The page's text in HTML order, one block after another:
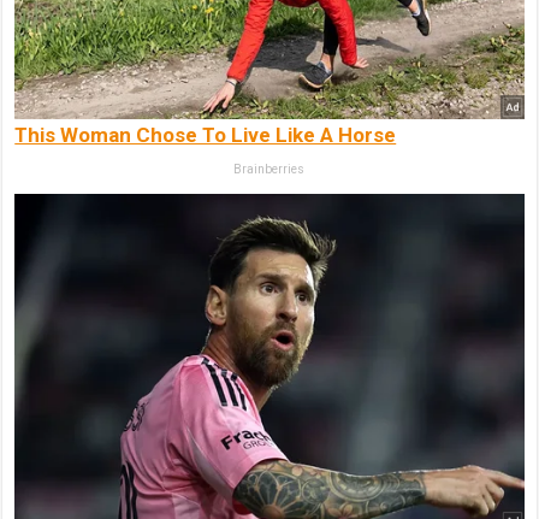
This Woman Chose To Live Like A Horse
Brainberries